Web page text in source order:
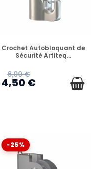
EN STOCK
Crochet Autobloquant de
Sécurité Artiteq...
6,00 €
4,50 €
-25%